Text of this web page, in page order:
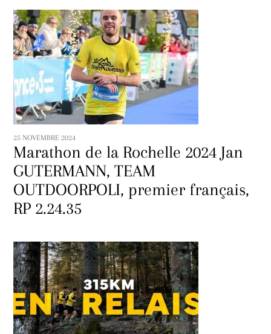
25 NOVEMBRE 2024
Marathon de la Rochelle 2024 Jan
GUTERMANN, TEAM
OUTDOORPOLI, premier français,
RP 2.24.35